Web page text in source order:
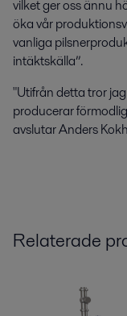
vilket ger oss ännu
öka vår
vanliga
intäktskälla”.
"Utifrån detta tror
producerar
avslutar Anders
Relaterade